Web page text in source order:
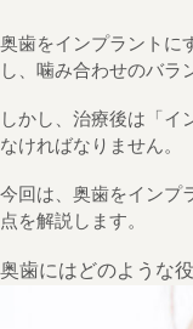
奥歯をインプラントに
し、噛み合わせのバラ
しかし、治療後は「イ
なければなりません。
今回は、奥歯をインプ
点を解説します。
奥歯にはどのような